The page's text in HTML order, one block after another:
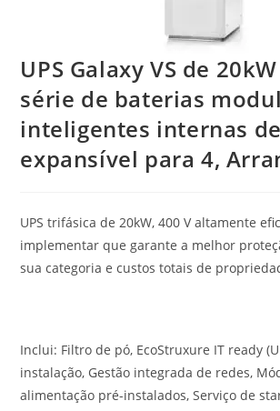
UPS Galaxy VS de
série de baterias
inteligentes internas
expansível para 4,
UPS trifásica de 20kW, 400 V altamente
implementar que garante a melhor
sua categoria e custos totais de
Inclui: Filtro de pó, EcoStruxure IT ready
instalação, Gestão integrada de redes,
alimentação pré-instalados, Serviço de